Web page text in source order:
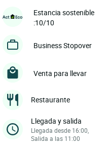
Estancia sostenible
:10/10
Business Stopover
Venta para llevar
Restaurante
Llegada y salida
Llegada desde 16:00,
Salida a las 11:00